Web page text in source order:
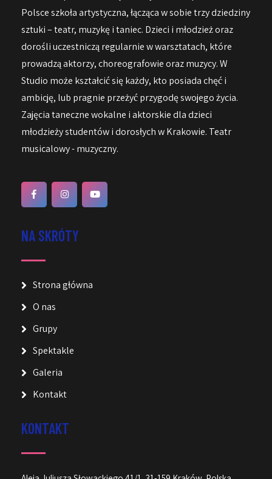
Polsce szkoła artystyczna, łącząca w sobie trzy dziedziny
sztuki – teatr, muzykę i taniec. Dzieci i młodzież oraz
dorośli uczestniczą regularnie w warsztatach, które
prowadzą aktorzy, choreografowie oraz muzycy. W
Studio może kształcić się każdy, kto posiada chęć i
ambicję, lub pragnie przeżyć przygodę swojego życia.
Zajęcia taneczne wokalne i aktorskie dla dzieci
młodzieży studentów i dorosłych w Krakowie. Teatr
musicalowy - muzyczny.
NA SKRÓTY
Strona główna
O nas
Grupy
Spektakle
Galeria
Kontakt
KONTAKT